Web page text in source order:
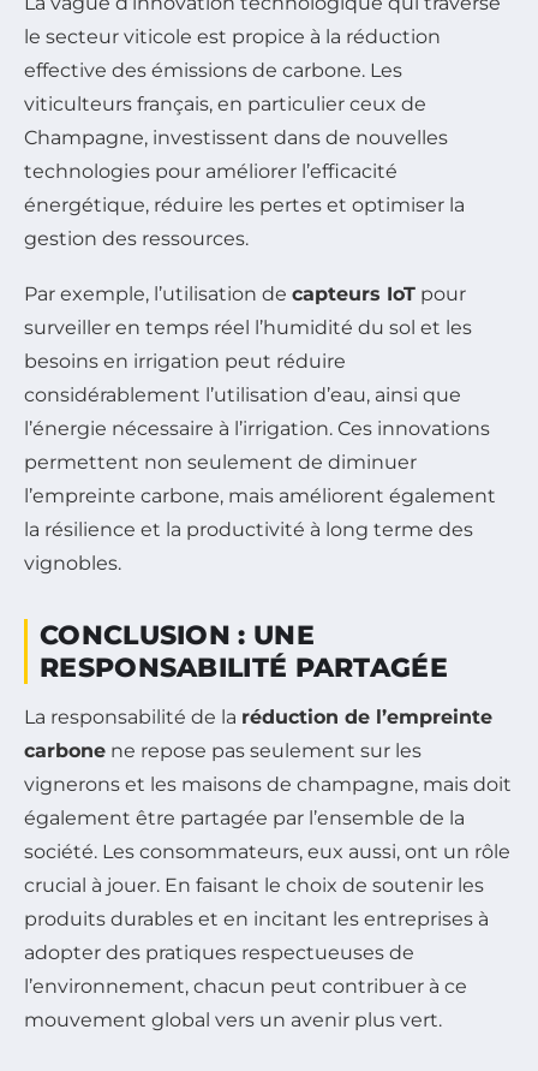
le secteur viticole est propice à la réduction
effective des émissions de carbone. Les
viticulteurs français, en particulier ceux de
Champagne, investissent dans de nouvelles
technologies pour améliorer l’efficacité
énergétique, réduire les pertes et optimiser la
gestion des ressources.
Par exemple, l’utilisation de capteurs IoT pour
surveiller en temps réel l’humidité du sol et les
besoins en irrigation peut réduire
considérablement l’utilisation d’eau, ainsi que
l’énergie nécessaire à l’irrigation. Ces innovations
permettent non seulement de diminuer
l’empreinte carbone, mais améliorent également
la résilience et la productivité à long terme des
vignobles.
CONCLUSION : UNE
RESPONSABILITÉ PARTAGÉE
La responsabilité de la réduction de l’empreinte
carbone ne repose pas seulement sur les
vignerons et les maisons de champagne, mais doit
également être partagée par l’ensemble de la
société. Les consommateurs, eux aussi, ont un rôle
crucial à jouer. En faisant le choix de soutenir les
produits durables et en incitant les entreprises à
adopter des pratiques respectueuses de
l’environnement, chacun peut contribuer à ce
mouvement global vers un avenir plus vert.